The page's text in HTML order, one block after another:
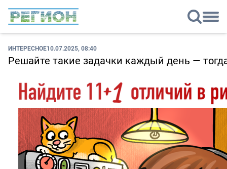
ИНТЕРЕСНОЕ10.07.2025, 08:40
Решайте такие задачки каждый день —